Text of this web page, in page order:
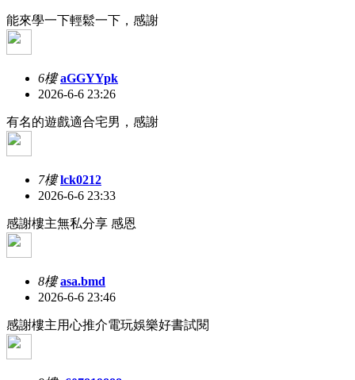
能來學一下輕鬆一下，感謝
6樓 aGGYYpk
2026-6-6 23:26
有名的遊戲適合宅男，感謝
7樓 lck0212
2026-6-6 23:33
感謝樓主無私分享 感恩
8樓 asa.bmd
2026-6-6 23:46
感謝樓主用心推介電玩娛樂好書試閱